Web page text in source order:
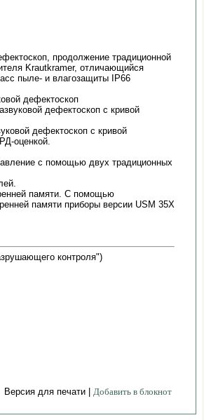
продолжение традиционной
Krautkramer, отличающийся
пыле- и влагозащиты IP66
дефектоскоп
дефектоскоп с кривой
дефектоскоп с кривой
оценкой.
с помощью двух традиционных
памяти. С помощью
памяти приборы версии USM 35Х
контроля")
Версия для печати | Добавить в блокнот